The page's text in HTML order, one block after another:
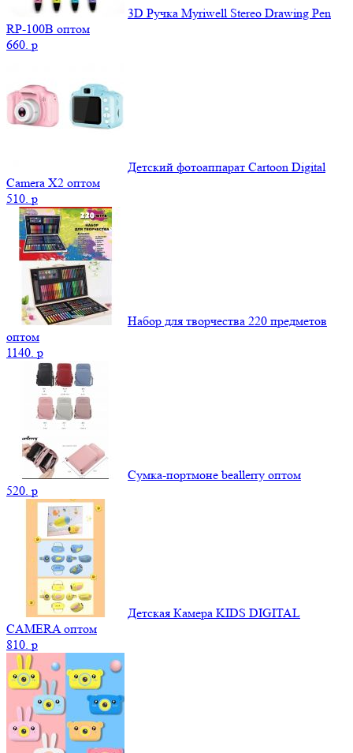
3D Ручка Myriwell Stereo Drawing Pen
RP-100B оптом
660. p
Детский фотоаппарат Cartoon Digital
Camera X2 оптом
510. p
Набор для творчества 220 предметов
оптом
1140. p
Сумка-портмоне beallerry оптом
520. p
Детская Камера KIDS DIGITAL
CAMERA оптом
810. p